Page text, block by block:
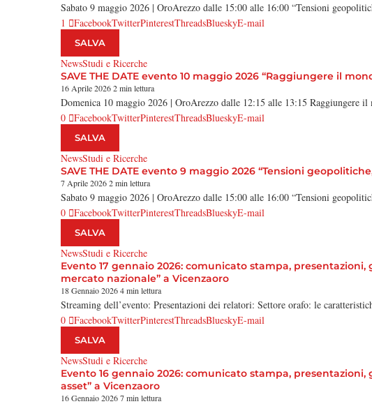
Sabato 9 maggio 2026 | OroArezzo dalle 15:00 alle 16:00 “Tensioni
1
FacebookTwitterPinterestThreadsBlueskyE-mail
SALVA
NewsStudi e Ricerche
SAVE THE DATE evento 10 maggio 2026 “Raggiungere il
16 Aprile 20262 min lettura
Domenica 10 maggio 2026 | OroArezzo dalle 12:15 alle 13:15 Raggiungere
0
FacebookTwitterPinterestThreadsBlueskyE-mail
SALVA
NewsStudi e Ricerche
SAVE THE DATE evento 9 maggio 2026 “Tensioni
7 Aprile 20262 min lettura
Sabato 9 maggio 2026 | OroArezzo dalle 15:00 alle 16:00 “Tensioni
0
FacebookTwitterPinterestThreadsBlueskyE-mail
SALVA
NewsStudi e Ricerche
Evento 17 gennaio 2026: comunicato stampa,
mercato nazionale” a Vicenzaoro
18 Gennaio 20264 min lettura
Streaming dell’evento: Presentazioni dei relatori: Settore orafo: le
0
FacebookTwitterPinterestThreadsBlueskyE-mail
SALVA
NewsStudi e Ricerche
Evento 16 gennaio 2026: comunicato stampa,
asset” a Vicenzaoro
16 Gennaio 20267 min lettura